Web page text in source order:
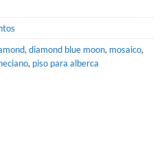
, diamond blue moon, mosaico,
, piso para alberca